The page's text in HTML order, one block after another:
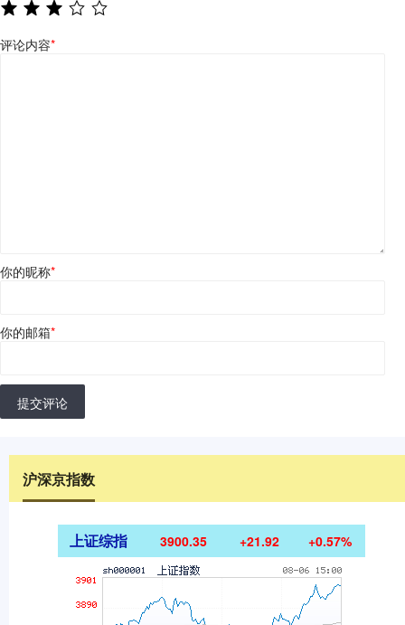
评论内容*
你的昵称*
你的邮箱*
提交评论
沪深京指数
上证综指 3900.35 +21.92 +0.57%